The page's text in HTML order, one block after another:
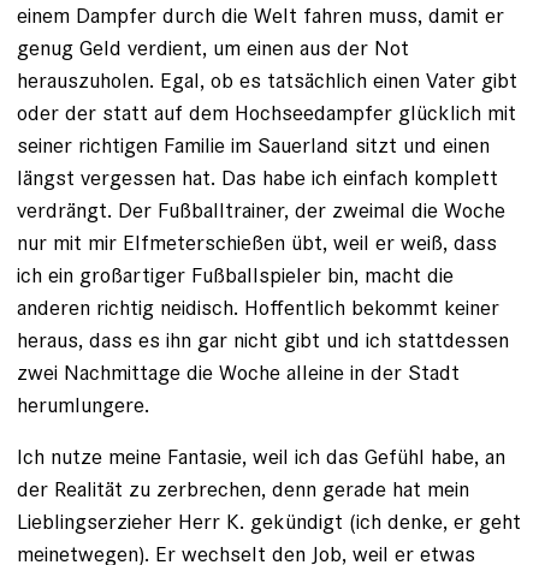
einem Dampfer durch die Welt fahren muss, damit er
genug Geld verdient, um einen aus der Not
herauszuholen. Egal, ob es tatsächlich einen Vater gibt
oder der statt auf dem Hochseedampfer glücklich mit
seiner richtigen Familie im Sauerland sitzt und einen
längst vergessen hat. Das habe ich einfach komplett
verdrängt. Der Fußballtrainer, der zweimal die Woche
nur mit mir Elfmeterschießen übt, weil er weiß, dass
ich ein großartiger Fußballspieler bin, macht die
anderen richtig neidisch. Hoffentlich bekommt keiner
heraus, dass es ihn gar nicht gibt und ich stattdessen
zwei Nachmittage die Woche alleine in der Stadt
herumlungere.
Ich nutze meine Fantasie, weil ich das Gefühl habe, an
der Realität zu zerbrechen, denn gerade hat mein
Lieblingserzieher Herr K. gekündigt (ich denke, er geht
meinetwegen). Er wechselt den Job, weil er etwas